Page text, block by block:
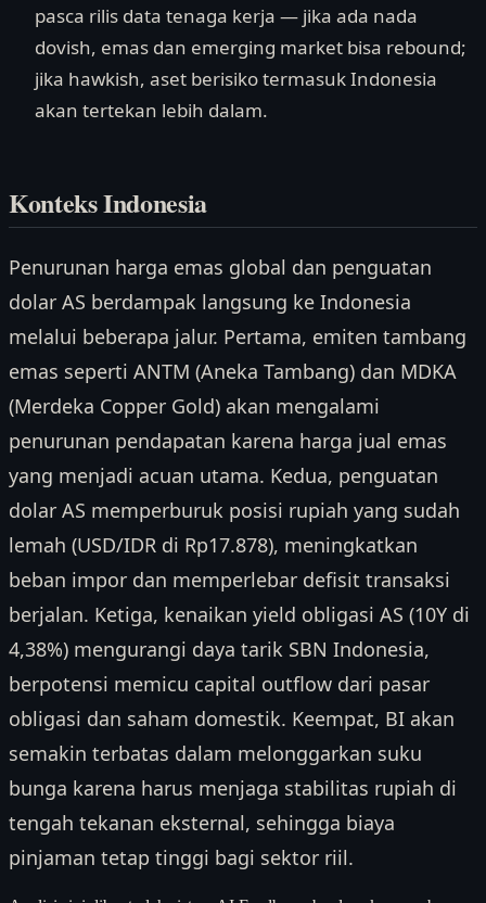
pasca rilis data tenaga kerja — jika ada nada
dovish, emas dan emerging market bisa rebound;
jika hawkish, aset berisiko termasuk Indonesia
akan tertekan lebih dalam.
Konteks Indonesia
Penurunan harga emas global dan penguatan
dolar AS berdampak langsung ke Indonesia
melalui beberapa jalur. Pertama, emiten tambang
emas seperti ANTM (Aneka Tambang) dan MDKA
(Merdeka Copper Gold) akan mengalami
penurunan pendapatan karena harga jual emas
yang menjadi acuan utama. Kedua, penguatan
dolar AS memperburuk posisi rupiah yang sudah
lemah (USD/IDR di Rp17.878), meningkatkan
beban impor dan memperlebar defisit transaksi
berjalan. Ketiga, kenaikan yield obligasi AS (10Y di
4,38%) mengurangi daya tarik SBN Indonesia,
berpotensi memicu capital outflow dari pasar
obligasi dan saham domestik. Keempat, BI akan
semakin terbatas dalam melonggarkan suku
bunga karena harus menjaga stabilitas rupiah di
tengah tekanan eksternal, sehingga biaya
pinjaman tetap tinggi bagi sektor riil.